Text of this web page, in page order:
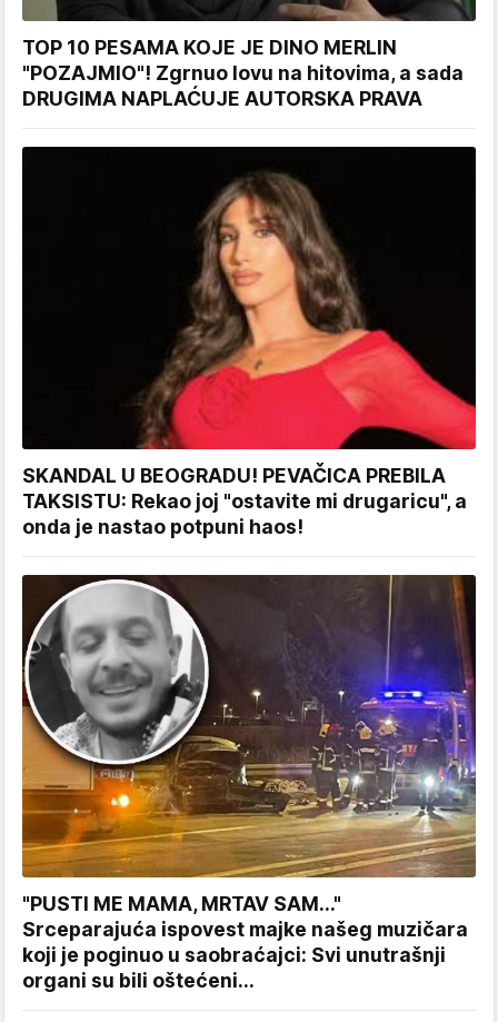
TOP 10 PESAMA KOJE JE DINO MERLIN
"POZAJMIO"! Zgrnuo lovu na hitovima, a sada
DRUGIMA NAPLAĆUJE AUTORSKA PRAVA
SKANDAL U BEOGRADU! PEVAČICA PREBILA
TAKSISTU: Rekao joj "ostavite mi drugaricu", a
onda je nastao potpuni haos!
"PUSTI ME MAMA, MRTAV SAM..."
Srceparajuća ispovest majke našeg muzičara
koji je poginuo u saobraćajci: Svi unutrašnji
organi su bili oštećeni...